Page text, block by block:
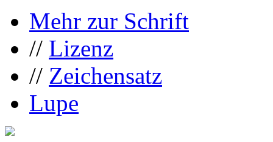
Mehr zur Schrift
// Lizenz
// Zeichensatz
Lupe